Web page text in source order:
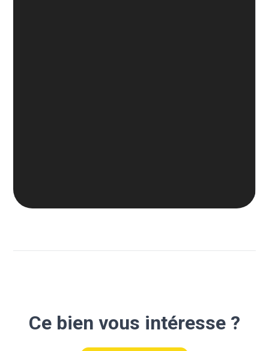
Ce bien vous intéresse ?